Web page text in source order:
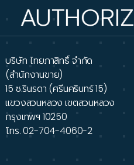
บริษัท ไทยภาสิทธิ์ จำกัด
(สำนักงานขาย)
15 ซ.รินรดา (ศรีนครินทร์ 15)
แขวงสวนหลวง เขตสวนหลวง
กรุงเทพฯ 10250
โทร.02-704-4060-2